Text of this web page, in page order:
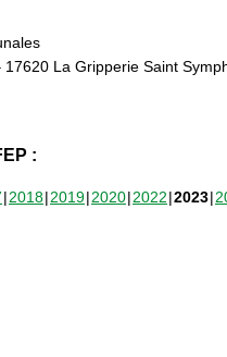
La Gripperie Saint
:
2018 2019 2020 2022 2023